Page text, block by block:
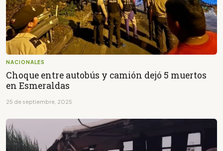
NACIONALES
Choque entre autobús y camión dejó 5 muertos
en Esmeraldas
25 de septiembre, 2025